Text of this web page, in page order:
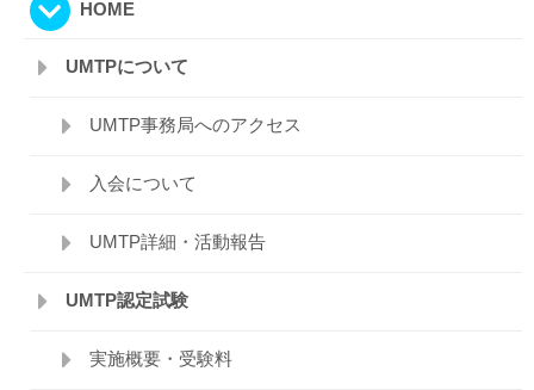
HOME
UMTPについて
UMTP事務局へのアクセス
入会について
UMTP詳細・活動報告
UMTP認定試験
実施概要・受験料